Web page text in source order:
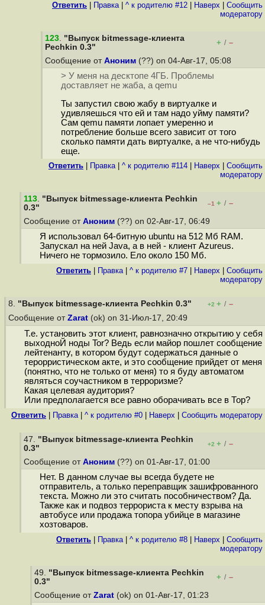
Ответить Правка| ^ к родителю #12 Наверх
Cообщить
модератору
123. "Выпуск bitmessage-клиента
Pechkin 0.3"
+ / –
Сообщение от Аноним (??) on 04-Авг-17, 05:08
> У меня на десктопе 4ГБ. Проблемы
доставляет не жаба, а qemu
Ты запустил свою жабу в виртуалке и
удивляешься что ей и там надо уйму памяти?
Сам qemu памяти лопает умеренно и
потребление больше всего зависит от того
сколько памяти дать виртуалке, а не что-нибудь
еще.
Ответить Правка| ^ к родителю #114 Наверх
Cообщить
модератору
113. "Выпуск bitmessage-клиента Pechkin
0.3"
–1 + / –
Сообщение от Аноним (??) on 02-Авг-17, 06:49
Я использовал 64-битную ubuntu на 512 Мб RAM.
Запускал на ней Java, а в ней - клиент Azureus.
Ничего не тормозило. Ело около 150 Мб.
Ответить Правка| ^ к родителю #7 Наверх
Cообщить
модератору
8. "Выпуск bitmessage-клиента Pechkin 0.3" +2 + / –
Сообщение от Zarat (ok) on 31-Июл-17, 20:49
Т.е. установить этот клиент, равнозначно открытию у себя
выходноЙ ноды Tor? Ведь если майор пошлет сообщение
лейтенанту, в котором будут содержаться данные о
терорристическом акте, и это сообщение прийдет от меня
(понятно, что не только от меня) то я буду автоматом
являться соучастником в терроризме?
Какая целевая аудитория?
Или предполагается все равно оборачивать все в Тор?
Ответить Правка| ^ к родителю #0 Наверх Cообщить модератору
47. "Выпуск bitmessage-клиента Pechkin
0.3"
+2 + / –
Сообщение от Аноним (??) on 01-Авг-17, 01:00
Нет. В данном случае вы всегда будете не
отправитель, а только переправщик зашифрованного
текста. Можно ли это считать пособничеством? Да.
Также как и подвоз террориста к месту взрыва на
автобусе или продажа топора убийце в магазине
хозтоваров.
Ответить Правка| ^ к родителю #8 Наверх
Cообщить
модератору
49. "Выпуск bitmessage-клиента Pechkin
0.3"
+ / –
Сообщение от Zarat (ok) on 01-Авг-17, 01:23